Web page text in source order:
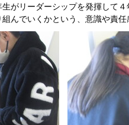
がリーダーシップを発揮して
組んでいくかという、意識や責